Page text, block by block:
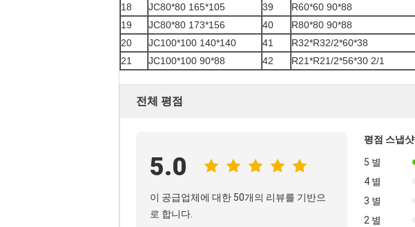
18
JC80*80 165*105 39
R60*60 90*88
19
JC80*80 173*156 40
R80*80 90*88
20
JC100*100 140*140 41
R32*R32/2*60*38
21
JC100*100 90*88 42 R21*R21/2*56*30 2/1
전체 평점
5.0
이 공급업체에 대한 50개의 리뷰를 기반으
로 합니다.
평점 스냅샷
5 별
4 별
3 별
2 별